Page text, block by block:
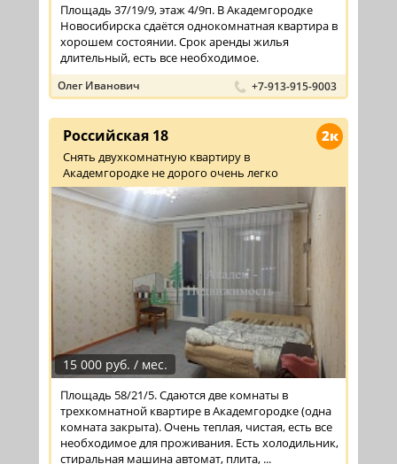
Площадь 37/19/9, этаж 4/9п. В Академгородке
Новосибирска сдаётся однокомнатная квартира в
хорошем состоянии. Срок аренды жилья
длительный, есть все необходимое.
Олег Иванович +7-913-915-9003
2к
Российская 18
Снять двухкомнатную квартиру в
Академгородке не дорого очень легко
15 000 руб. / мес.
Площадь 58/21/5. Сдаются две комнаты в
трехкомнатной квартире в Академгородке (одна
комната закрыта). Очень теплая, чистая, есть все
необходимое для проживания. Есть холодильник,
стиральная машина автомат, плита, ...